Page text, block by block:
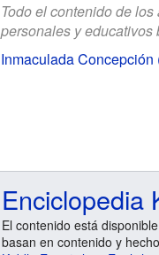
Todo el contenido de
personales y
Inmaculada
Enciclopedia
El contenido está
basan en contenido y